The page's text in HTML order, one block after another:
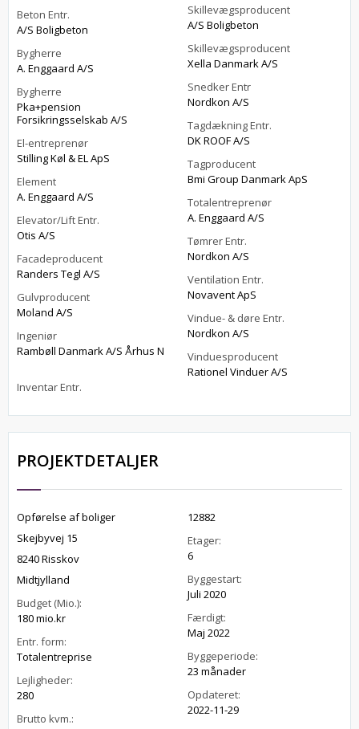
Beton Entr.
A/S Boligbeton
Bygherre
A. Enggaard A/S
Bygherre
Pka+pension
Forsikringsselskab A/S
El-entreprenør
Stilling Køl & EL ApS
Element
A. Enggaard A/S
Elevator/Lift Entr.
Otis A/S
Facadeproducent
Randers Tegl A/S
Gulvproducent
Moland A/S
Ingeniør
Rambøll Danmark A/S Århus N
Inventar Entr.
Skillevægsproducent
A/S Boligbeton
Skillevægsproducent
Xella Danmark A/S
Snedker Entr
Nordkon A/S
Tagdækning Entr.
DK ROOF A/S
Tagproducent
Bmi Group Danmark ApS
Totalentreprenør
A. Enggaard A/S
Tømrer Entr.
Nordkon A/S
Ventilation Entr.
Novavent ApS
Vindue- & døre Entr.
Nordkon A/S
Vinduesproducent
Rationel Vinduer A/S
PROJEKTDETALJER
Opførelse af boliger
Skejbyvej 15
8240 Risskov
Midtjylland
Budget (Mio.):
180 mio.kr
Entr. form:
Totalentreprise
Lejligheder:
280
Brutto kvm.:
12882
Etager:
6
Byggestart:
Juli 2020
Færdigt:
Maj 2022
Byggeperiode:
23 månader
Opdateret:
2022-11-29